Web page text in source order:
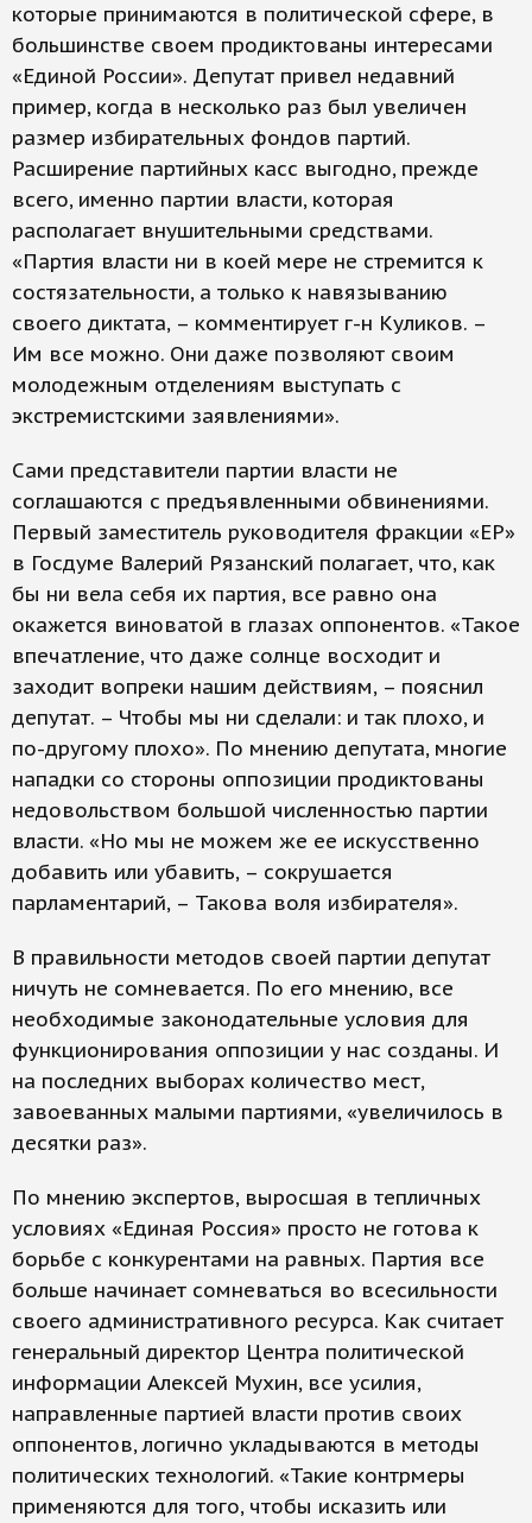
которые принимаются в политической сфере, в
большинстве своем продиктованы интересами
«Единой России». Депутат привел недавний
пример, когда в несколько раз был увеличен
размер избирательных фондов партий.
Расширение партийных касс выгодно, прежде
всего, именно партии власти, которая
располагает внушительными средствами.
«Партия власти ни в коей мере не стремится к
состязательности, а только к навязыванию
своего диктата, – комментирует г-н Куликов. –
Им все можно. Они даже позволяют своим
молодежным отделениям выступать с
экстремистскими заявлениями».
Сами представители партии власти не
соглашаются с предъявленными обвинениями.
Первый заместитель руководителя фракции «ЕР»
в Госдуме Валерий Рязанский полагает, что, как
бы ни вела себя их партия, все равно она
окажется виноватой в глазах оппонентов. «Такое
впечатление, что даже солнце восходит и
заходит вопреки нашим действиям, – пояснил
депутат. – Чтобы мы ни сделали: и так плохо, и
по-другому плохо». По мнению депутата, многие
нападки со стороны оппозиции продиктованы
недовольством большой численностью партии
власти. «Но мы не можем же ее искусственно
добавить или убавить, – сокрушается
парламентарий, – Такова воля избирателя».
В правильности методов своей партии депутат
ничуть не сомневается. По его мнению, все
необходимые законодательные условия для
функционирования оппозиции у нас созданы. И
на последних выборах количество мест,
завоеванных малыми партиями, «увеличилось в
десятки раз».
По мнению экспертов, выросшая в тепличных
условиях «Единая Россия» просто не готова к
борьбе с конкурентами на равных. Партия все
больше начинает сомневаться во всесильности
своего административного ресурса. Как считает
генеральный директор Центра политической
информации Алексей Мухин, все усилия,
направленные партией власти против своих
оппонентов, логично укладываются в методы
политических технологий. «Такие контрмеры
применяются для того, чтобы исказить или